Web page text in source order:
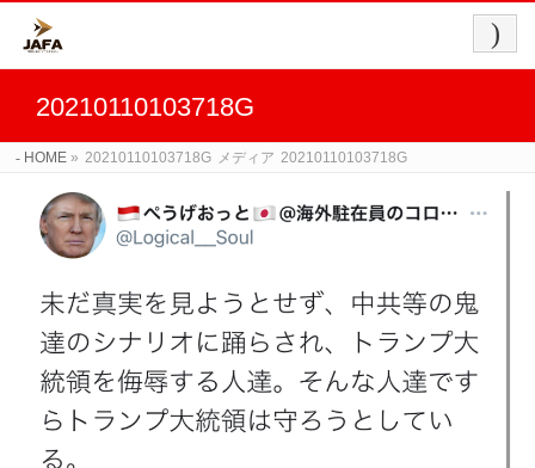
20210110103718G
HOME » 20210110103718G メディア 20210110103718G